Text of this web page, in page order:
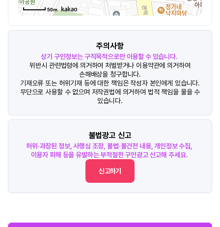
50m
주의사항
상기 구인정보는 구직목적으로만 이용할 수 있습니다.
위반시 관련법령에 의거하여 처벌받거나 이용약관에 의거하여
손해배상을 청구합니다.
기재오류 또는 허위기재 등에 대한 책임은 작성자 본인에게 있습니다.
무단으로 사용할 수 없으며 저작권법에 의거하여 법적 책임을 물을 수
있습니다.
불법광고 신고
허위·과장된 정보, 사행심 조장, 불법·불건전 내용, 개인정보 수집,
이용자 피해 등을 유발하는 부적절한 구인광고 신고해 주세요.
신고하기